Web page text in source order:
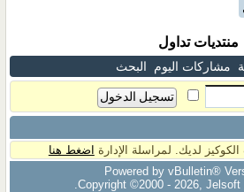
منتديات تداول
مشاركات اليوم البحث
لديك. لمراسلة الإدارة اضغط هنا
Powered by vBulletin®
Copyright ©2000 - 2026, Jelsoft